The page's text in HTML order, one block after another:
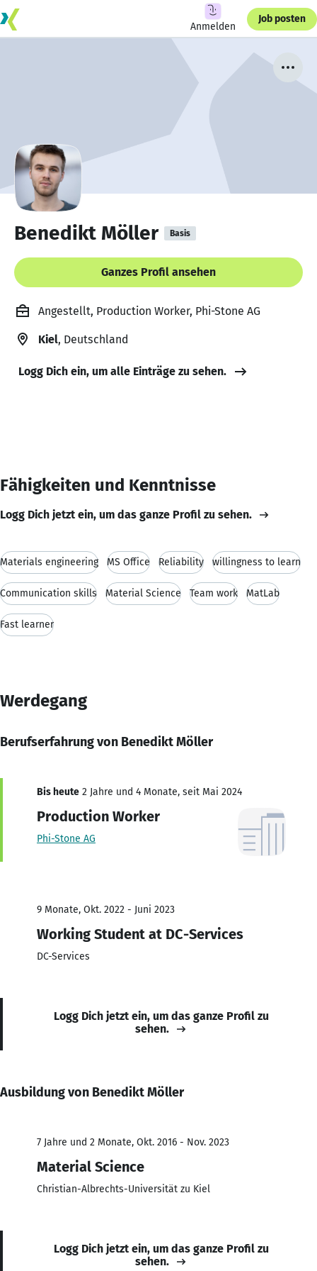
Anmelden
Job posten
Benedikt Möller Basis
Ganzes Profil ansehen
Angestellt, Production Worker, Phi-Stone AG
Kiel, Deutschland
Logg Dich ein, um alle Einträge zu sehen.
Fähigkeiten und Kenntnisse
Logg Dich jetzt ein, um das ganze Profil zu sehen.
Materials engineering MS Office Reliability willingness to learn
Communication skills Material Science Team work MatLab
Fast learner
Werdegang
Berufserfahrung von Benedikt Möller
Bis heute 2 Jahre und 4 Monate, seit Mai 2024
Production Worker
Phi-Stone AG
9 Monate, Okt. 2022 - Juni 2023
Working Student at DC-Services
DC-Services
Logg Dich jetzt ein, um das ganze Profil zu
sehen.
Ausbildung von Benedikt Möller
7 Jahre und 2 Monate, Okt. 2016 - Nov. 2023
Material Science
Christian-Albrechts-Universität zu Kiel
Logg Dich jetzt ein, um das ganze Profil zu
sehen.